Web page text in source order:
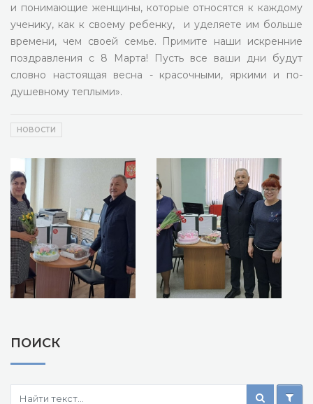
и понимающие женщины, которые относятся к каждому
ученику, как к своему ребенку, и уделяете им больше
времени, чем своей семье. Примите наши искренние
поздравления с 8 Марта! Пусть все ваши дни будут
словно настоящая весна - красочными, яркими и по-
душевному теплыми».
НОВОСТИ
ПОИСК